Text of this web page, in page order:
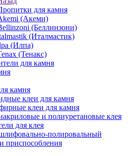
для камня
(Акеми)
(Беллинзони)
(Италмастик)
(Илпа)
(Тенакс)
для камня
камня
клеи для камня
клеи для камня
и полиуретановые клея
для клея
полировальный
приспособления